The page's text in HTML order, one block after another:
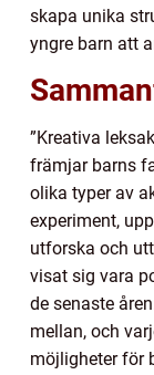
skapa unika
yngre barn att
”Kreativa
främjar barns
olika typer av
experiment,
utforska och
visat sig vara
de senaste
mellan, och
möjligheter för